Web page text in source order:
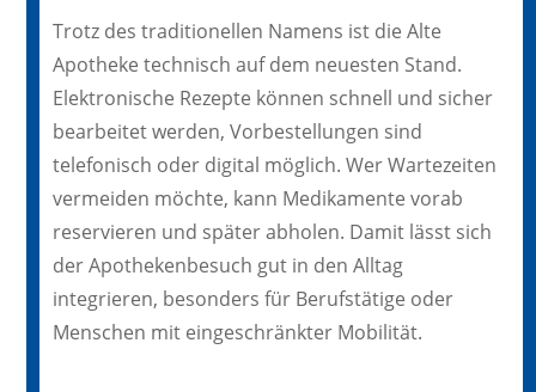
Trotz des traditionellen Namens ist die Alte
Apotheke technisch auf dem neuesten Stand.
Elektronische Rezepte können schnell und sicher
bearbeitet werden, Vorbestellungen sind
telefonisch oder digital möglich. Wer Wartezeiten
vermeiden möchte, kann Medikamente vorab
reservieren und später abholen. Damit lässt sich
der Apothekenbesuch gut in den Alltag
integrieren, besonders für Berufstätige oder
Menschen mit eingeschränkter Mobilität.